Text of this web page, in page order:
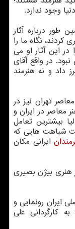
وجود ندارد.
طور درباره آثار
نگاه ما را
این آثار او می
نبود. در واقع آقای
داد و نه هنرمند
تهران نیز در
معاصر در ایران و
بیشترین تعامل
علت شباهت هایی كه
ایرانی مكان
هنری بیژن بصیری
ایران رونمایی و
كارگردانی علی